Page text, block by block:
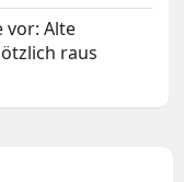
vor: Alte
raus